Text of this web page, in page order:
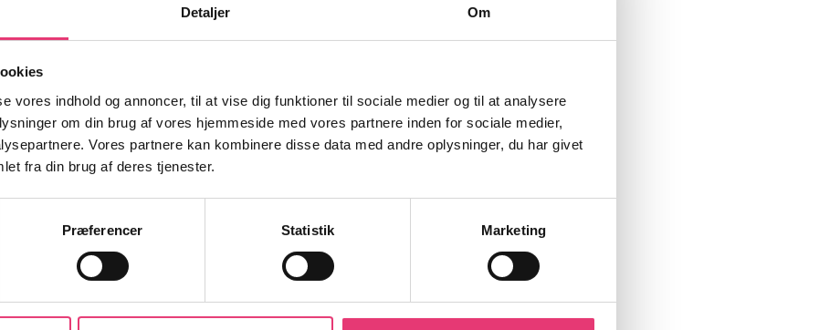
Detaljer Om
vores indhold og annoncer, til at vise dig funktioner til sociale medier og til at analysere
om din brug af vores hjemmeside med vores partnere inden for sociale medier,
Vores partnere kan kombinere disse data med andre oplysninger, du har givet
fra din brug af deres tjenester.
Præferencer Statistik Marketing
for lån i traditionelle banker?
tokens i tokenisering?